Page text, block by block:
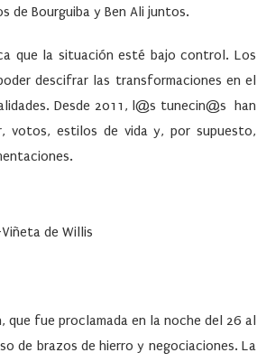
de Bourguiba y Ben Ali juntos.
que la situación esté bajo control. Los
descifrar las transformaciones en el
Desde 2011, l@s tunecin@s han
votos, estilos de vida y, por supuesto,
de Willis
que fue proclamada en la noche del 26 al
de brazos de hierro y negociaciones. La